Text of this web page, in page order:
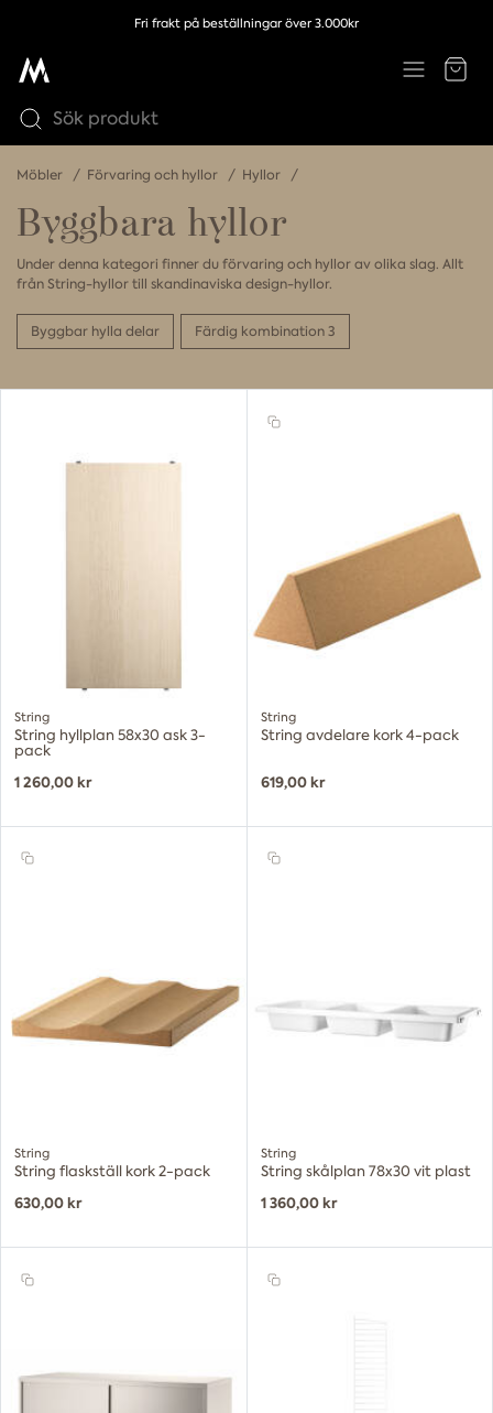
Fri frakt på beställningar över 3.000kr
Möbler Förvaring och hyllor Hyllor
Byggbara hyllor
Under denna kategori finner du förvaring och hyllor av olika slag. Allt
från String-hyllor till skandinaviska design-hyllor.
Byggbar hylla delar Färdig kombination 3
String
String hyllplan 58x30 ask 3-
pack
1 260,00 kr
String
String avdelare kork 4-pack
619,00 kr
String
String flaskställ kork 2-pack
630,00 kr
String
String skålplan 78x30 vit plast
1 360,00 kr